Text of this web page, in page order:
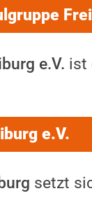
e.V. ist
e.V.
setzt